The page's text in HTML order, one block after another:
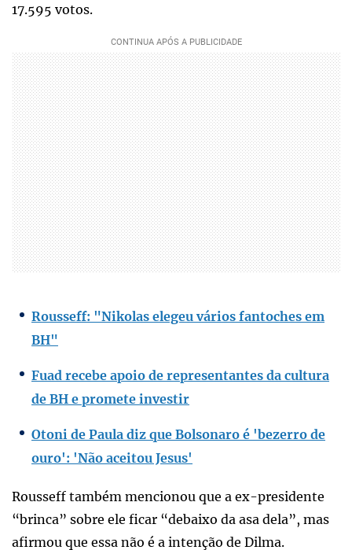
17.595 votos.
Rousseff: "Nikolas elegeu vários fantoches em
BH"
Fuad recebe apoio de representantes da cultura
de BH e promete investir
Otoni de Paula diz que Bolsonaro é 'bezerro de
ouro': 'Não aceitou Jesus'
Rousseff também mencionou que a ex-presidente
“brinca” sobre ele ficar “debaixo da asa dela”, mas
afirmou que essa não é a intenção de Dilma.